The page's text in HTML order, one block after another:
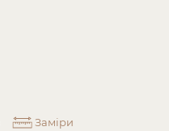
Заміри